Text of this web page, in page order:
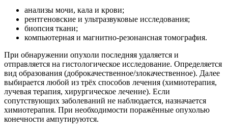
анализы мочи, кала и крови;
рентгеновские и ультразвуковые исследования;
биопсия ткани;
компьютерная и магнитно-резонансная томография.
При обнаружении опухоли последняя удаляется и
отправляется на гистологическое исследование. Определяется
вид образования (доброкачественное/злокачественное). Далее
выбирается любой из трёх способов лечения (химиотерапия,
лучевая терапия, хирургическое лечение). Если
сопутствующих заболеваний не наблюдается, назначается
химиотерапия. При необходимости поражённые опухолью
конечности ампутируются.